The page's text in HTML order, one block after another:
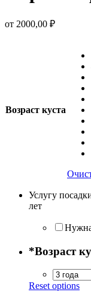
от 2000,00 ₽
Возраст куста
Услугу
лет
*Возраст
Reset options